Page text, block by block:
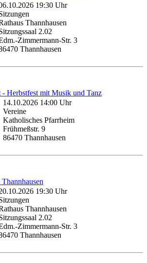
19:30 Uhr
Thannhausen
2.02
Zimmermann-Str. 3
Thannhausen
- Herbstfest mit Musik und Tanz
14.10.2026 14:00 Uhr
Vereine
Katholisches Pfarrheim
Frühmeßstr. 9
86470 Thannhausen
19:30 Uhr
Thannhausen
2.02
Zimmermann-Str. 3
Thannhausen